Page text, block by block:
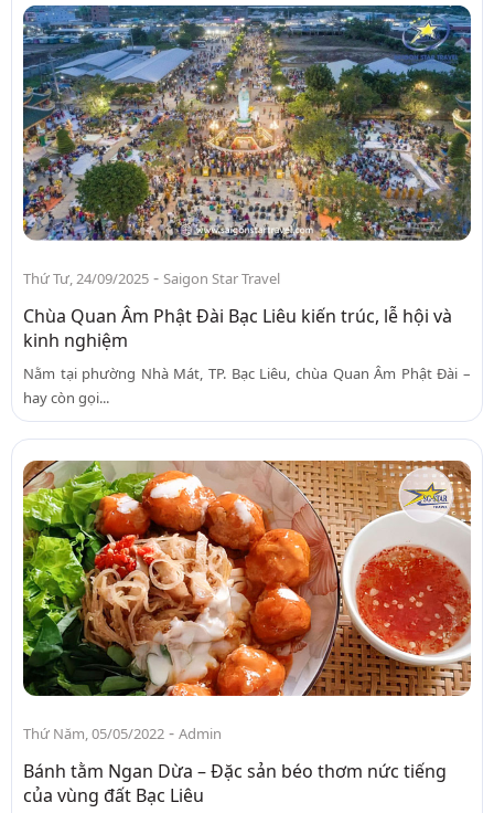
Thứ Tư, 24/09/2025 - Saigon Star Travel
Chùa Quan Âm Phật Đài Bạc Liêu kiến trúc, lễ hội và
kinh nghiệm
Nằm tại phường Nhà Mát, TP. Bạc Liêu, chùa Quan Âm Phật Đài –
hay còn gọi...
Thứ Năm, 05/05/2022 - Admin
Bánh tằm Ngan Dừa – Đặc sản béo thơm nức tiếng
của vùng đất Bạc Liêu